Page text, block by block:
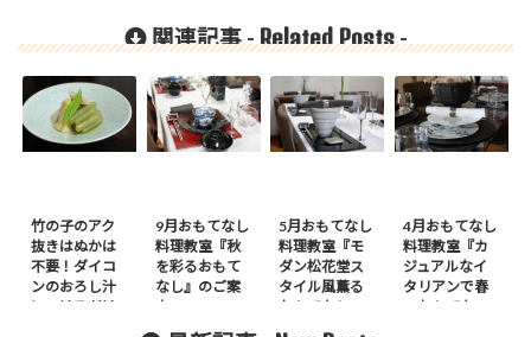
関連記事 -Related Posts-
竹の子のアク
抜きはぬかは
不要！ダイコ
ンのおろし汁
につけるだけ
9月おもてなし
料理教室『秋
を彩るおもて
なし』のご案
内
5月おもてなし
料理教室『モ
ダン松花堂ス
タイル風薫る
おもてなし』
4月おもてなし
料理教室『カ
ジュアルなイ
タリアンで春
のおもてな